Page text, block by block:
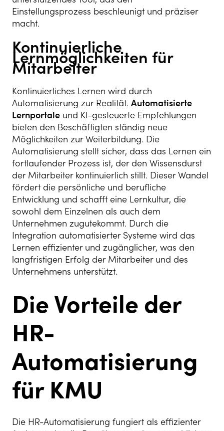
Einstellungsprozess beschleunigt und präziser
macht.
Kontinuierliche
Lernmöglichkeiten für
Mitarbeiter
Kontinuierliches Lernen wird durch
Automatisierung zur Realität. Automatisierte
Lernportale und KI-gesteuerte Empfehlungen
bieten den Beschäftigten ständig neue
Möglichkeiten zur Weiterbildung. Die
Automatisierung stellt sicher, dass das Lernen ein
fortlaufender Prozess ist, der den Wissensdurst
der Mitarbeiter kontinuierlich stillt. Dieser Wandel
fördert die persönliche und berufliche
Entwicklung und schafft eine Lernkultur, die
sowohl dem Einzelnen als auch dem
Unternehmen zugutekommt. Durch die
Integration automatisierter Systeme wird das
Lernen effizienter und zugänglicher, was den
langfristigen Erfolg der Mitarbeiter und des
Unternehmens unterstützt.
Die Vorteile der
HR-
Automatisierung
für KMU
Die HR-Automatisierung fungiert als effizienter